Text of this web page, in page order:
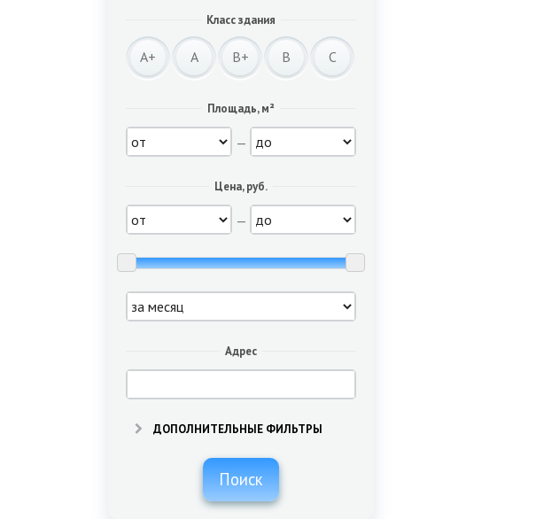
Класс здания
A+ A B+ B C
Площадь, м²
—
Цена, руб.
—
Адрес
ДОПОЛНИТЕЛЬНЫЕ ФИЛЬТРЫ
Поиск